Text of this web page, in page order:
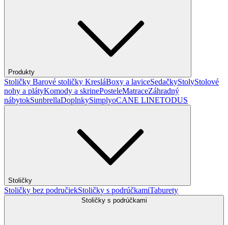
Produkty
Stoličky Barové stoličky KresláBoxy a laviceSedačkyStolyStolové
nohy a plátyKomody a skrinePosteleMatraceZáhradný
nábytokSunbrellaDoplnkySimplyoCANE LINETODUS
Stoličky
Stoličky bez područiekStoličky s podrúčkamiTaburety
Stoličky s podrúčkami